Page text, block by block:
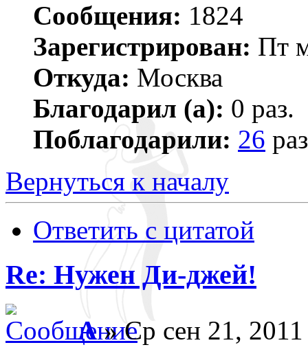
Сообщения: 1824
Зарегистрирован: Пт
Откуда: Москва
Благодарил (а): 0 раз.
Поблагодарили: 26
Вернуться к началу
Ответить с цитатой
Re: Нужен Ди-джей!
A» Ср сен 21,